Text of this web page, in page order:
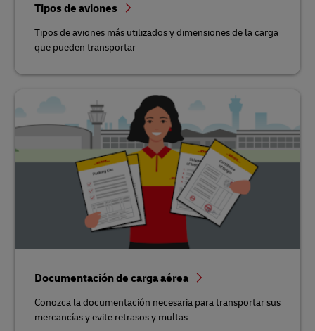
Tipos de aviones
Tipos de aviones más utilizados y dimensiones de la carga
que pueden transportar
Documentación de carga aérea
Conozca la documentación necesaria para transportar sus
mercancías y evite retrasos y multas